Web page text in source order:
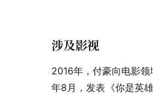
涉及影视
2016年，付豪向电影
年8月，发表《你是英